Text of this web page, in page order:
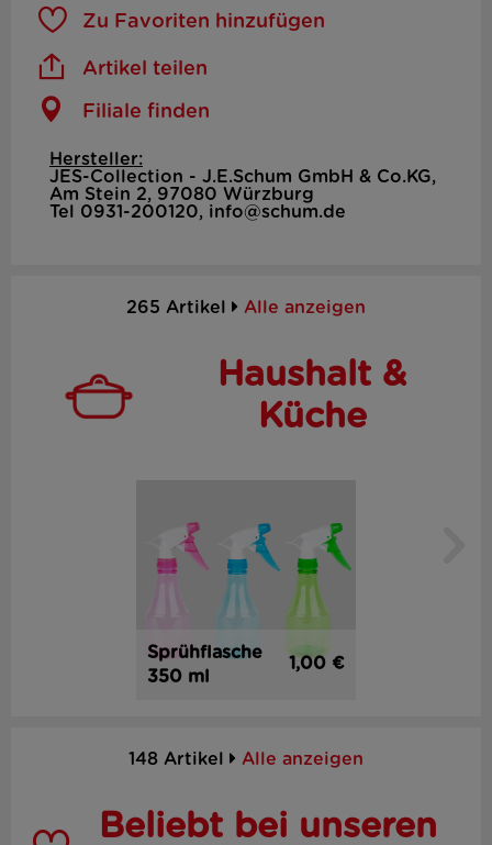
Zu Favoriten hinzufügen
Artikel teilen
Filiale finden
Hersteller:
JES-Collection - J.E.Schum GmbH & Co.KG,
Am Stein 2, 97080 Würzburg
Tel 0931-200120, info@schum.de
265 Artikel Alle anzeigen
Haushalt &
Küche
Sprühflasche
350 ml
1,00 €
148 Artikel Alle anzeigen
Beliebt bei unseren